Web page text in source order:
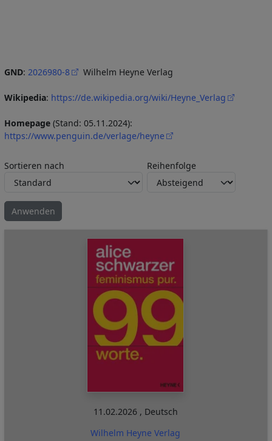
GND: 2026980-8 Wilhelm Heyne Verlag
Wikipedia: https://de.wikipedia.org/wiki/Heyne_Verlag
Homepage (Stand: 05.11.2024):
https://www.penguin.de/verlage/heyne
Sortieren nach Reihenfolge
11.02.2026 , Deutsch
Wilhelm Heyne Verlag